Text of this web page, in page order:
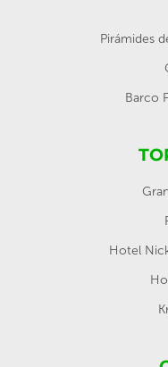
Pirámides
Barco
Hotel